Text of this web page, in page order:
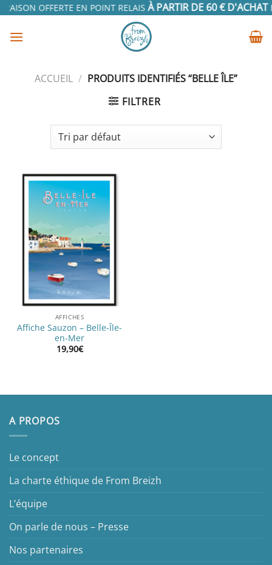
Passer
contenu
OFFERTE EN POINT RELAISÀ PARTIR DE 60 € D'ACHAT
ACCUEIL / PRODUITS IDENTIFIÉS “BELLE ÎLE”
FILTRER
AFFICHES
Affiche Sauzon – Belle-Île-
en-Mer
19,90€
A PROPOS
Le concept
La charte éthique de From Breizh
L’équipe
On parle de nous – Presse
Nos partenaires